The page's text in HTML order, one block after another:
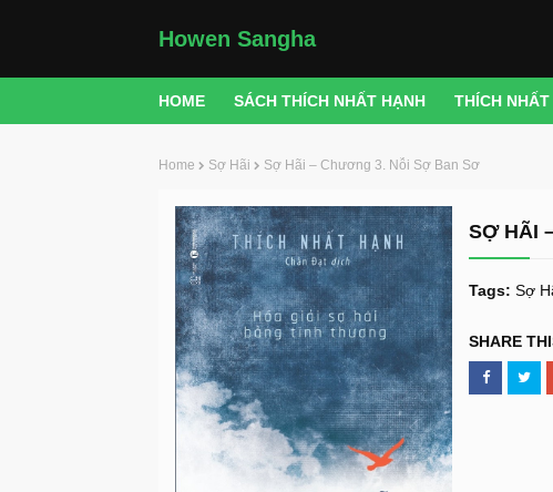
Howen Sangha
HOME SÁCH THÍCH NHẤT HẠNH THÍCH
Home Sợ Hãi Sợ Hãi – Chương 3. Nỗi Sợ Ban Sơ
SỢ HÃI
Tags: Sợ
SHARE